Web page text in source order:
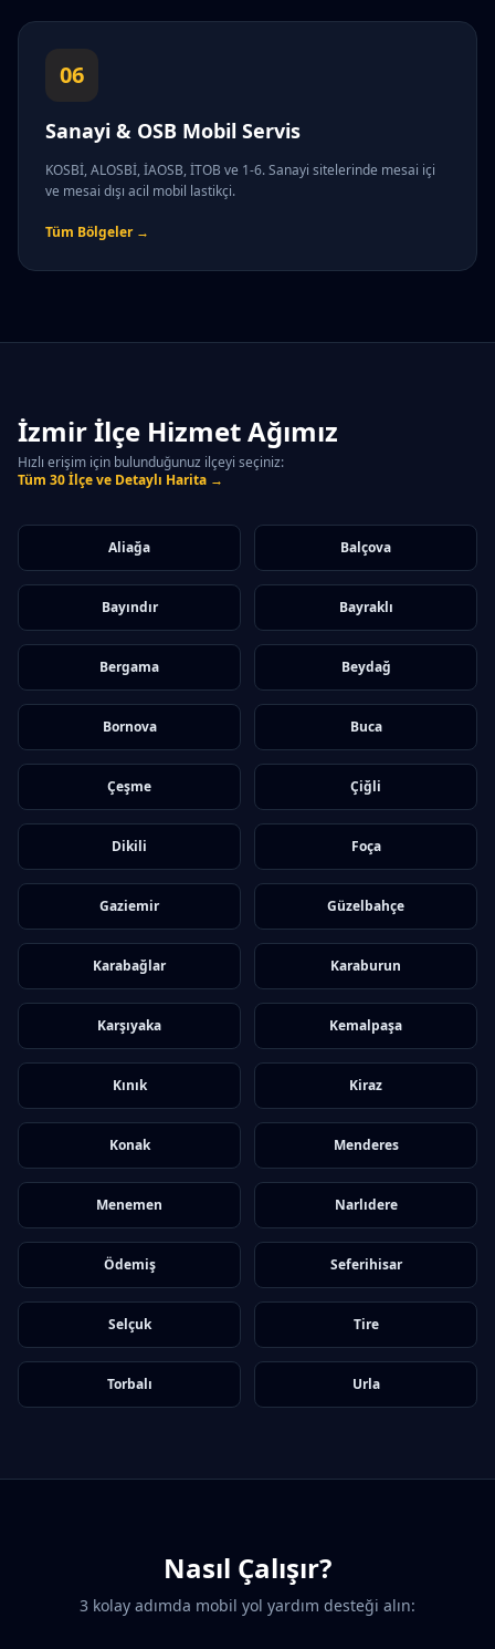
06
Sanayi & OSB Mobil Servis
KOSBİ, ALOSBİ, İAOSB, İTOB ve 1-6. Sanayi sitelerinde mesai içi
ve mesai dışı acil mobil lastikçi.
Tüm Bölgeler →
İzmir İlçe Hizmet Ağımız
Hızlı erişim için bulunduğunuz ilçeyi seçiniz:
Tüm 30 İlçe ve Detaylı Harita →
Aliağa Balçova
Bayındır Bayraklı
Bergama Beydağ
Bornova Buca
Çeşme Çiğli
Dikili Foça
Gaziemir Güzelbahçe
Karabağlar Karaburun
Karşıyaka Kemalpaşa
Kınık Kiraz
Konak Menderes
Menemen Narlıdere
Ödemiş Seferihisar
Selçuk Tire
Torbalı Urla
Nasıl Çalışır?
3 kolay adımda mobil yol yardım desteği alın: